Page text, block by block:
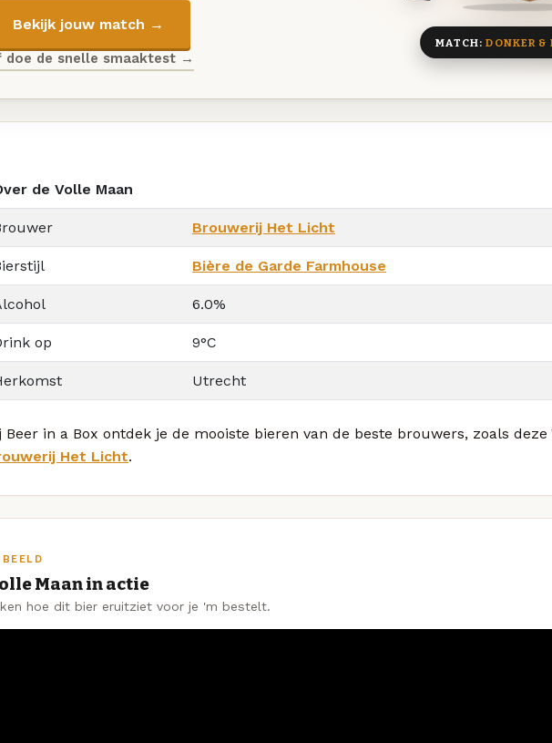
Bekijk jouw match →
doe de snelle smaaktest →
MATCH:DONKER &
de Volle Maan
Brouwerij Het Licht
Bière de Garde Farmhouse
6.0%
op 9°C
Utrecht
Beer in a Box ontdek je de mooiste bieren van de beste brouwers, zoals deze
Het Licht.
BEELD
Maan in actie
hoe dit bier eruitziet voor je 'm bestelt.